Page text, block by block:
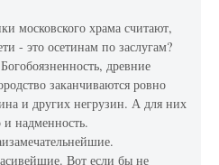
московского храма считают,
- это осетинам по заслугам?
древние
заканчиваются ровно
и других негрузин. А для них
надменность.
Вот если бы не